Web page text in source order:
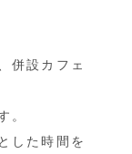
併設カフェ
。
した時間を